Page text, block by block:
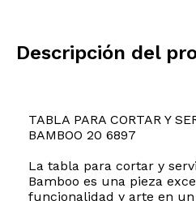
Descripción del
TABLA PARA CORTAR Y
BAMBOO 20 6897
La tabla para cortar y
Bamboo es una pieza
funcionalidad y arte en